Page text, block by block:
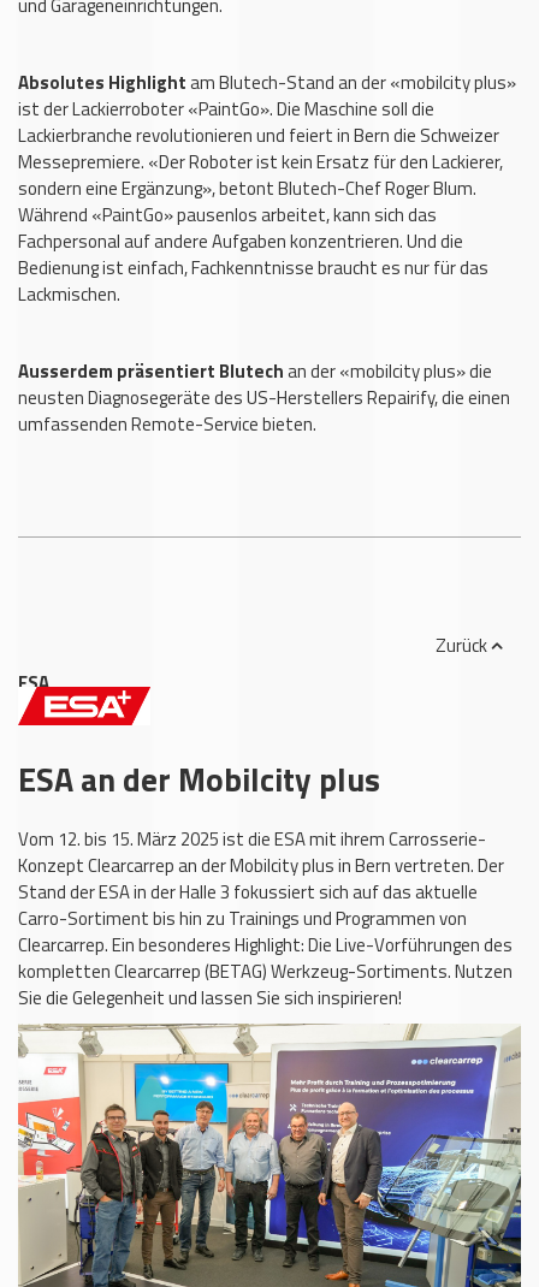
und Garageneinrichtungen.
Absolutes Highlightam Blutech-Stand an der «mobilcity plus»
ist der Lackierroboter «PaintGo». Die Maschine soll die
Lackierbranche revolutionieren und feiert in Bern die Schweizer
Messepremiere. «Der Roboter ist kein Ersatz für den Lackierer,
sondern eine Ergänzung», betont Blutech-Chef Roger Blum.
Während «PaintGo» pausenlos arbeitet, kann sich das
Fachpersonal auf andere Aufgaben konzentrieren. Und die
Bedienung ist einfach, Fachkenntnisse braucht es nur für das
Lackmischen.
Ausserdem präsentiert Blutechan der «mobilcity plus» die
neusten Diagnosegeräte des US-Herstellers Repairify, die einen
umfassenden Remote-Service bieten.
ESA,
www.esa.ch
Zurück
ESA an der Mobilcity plus
Vom 12. bis 15. März 2025 ist die ESA mit ihrem Carrosserie-
Konzept Clearcarrep an der Mobilcity plus in Bern vertreten. Der
Stand der ESA in der Halle 3 fokussiert sich auf das aktuelle
Carro-Sortiment bis hin zu Trainings und Programmen von
Clearcarrep. Ein besonderes Highlight: Die Live-Vorführungen des
kompletten Clearcarrep (BETAG) Werkzeug-Sortiments. Nutzen
Sie die Gelegenheit und lassen Sie sich inspirieren!